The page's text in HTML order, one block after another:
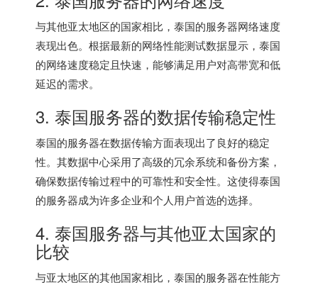
与其他亚太地区的国家相比，泰国的服务器网络速度
表现出色。根据最新的网络性能测试数据显示，泰国
的网络速度稳定且快速，能够满足用户对高带宽和低
延迟的需求。
3. 泰国服务器的数据传输稳定性
泰国的服务器在数据传输方面表现出了良好的稳定
性。其数据中心采用了高级的冗余系统和备份方案，
确保数据传输过程中的可靠性和安全性。这使得泰国
的服务器成为许多企业和个人用户首选的选择。
4. 泰国服务器与其他亚太国家的
比较
与亚太地区的其他国家相比，泰国的服务器在性能方